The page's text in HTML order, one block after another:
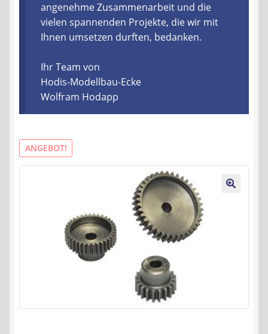
Elektro- und Elektronikgeräte Verordnung
Vereine & Foren
Kontakt
AGB
Impressum
angenehme Zusammenarbeit und die
vielen spannenden Projekte, die wir mit
Ihnen umsetzen durften, bedanken.
Ihr Team von
Hodis-Modellbau-Ecke
Wolfram Hodapp
ANGEBOT!